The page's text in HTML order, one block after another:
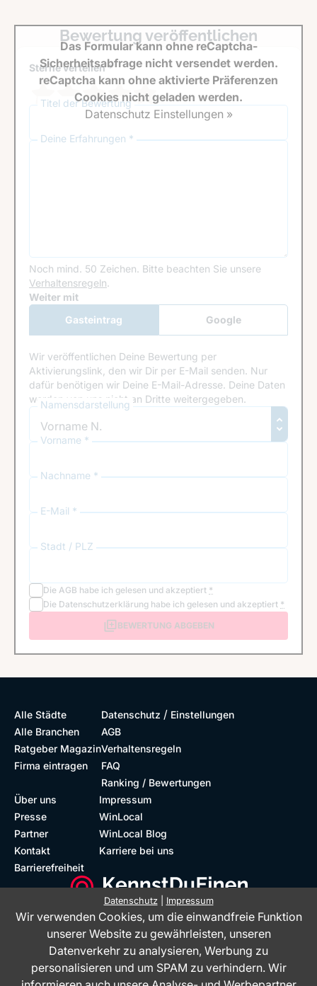
Bewertung veröffentlichen
Sterne verteilen *
Titel der Bewertung
Deine Erfahrungen *
Noch mind. 50 Zeichen. Bitte beachten Sie unsere
Verhaltensregeln.
Google Recaptcha
Weiter mit
Gasteintrag
Google
Anmeldung
Wir veröffentlichen Deine Bewertung per
Aktivierungslink, den wir Dir per E-Mail senden. Nur
dafür benötigen wir Deine E-Mail-Adresse. Deine Daten
werden von uns nicht an Dritte weitergegeben.
Namensdarstellung
Vorname *
Nachname *
E-Mail *
Stadt / PLZ
Die AGB habe ich gelesen und akzeptiert *
Die Datenschutzerklärung habe ich gelesen und akzeptiert *
BEWERTUNG ABGEBEN
Das Formular kann ohne reCaptcha-
Sicherheitsabfrage nicht versendet werden.
reCaptcha kann ohne aktivierte Präferenzen
Cookies nicht geladen werden.
Datenschutz Einstellungen »
Alle Städte
Alle Branchen
Ratgeber Magazin
Firma eintragen
Datenschutz / Einstellungen
AGB
Verhaltensregeln
FAQ
Ranking / Bewertungen
Über uns
Presse
Partner
Kontakt
Barrierefreiheit
Impressum
WinLocal
WinLocal Blog
Karriere bei uns
Datenschutz| Impressum
Wir verwenden Cookies, um die einwandfreie Funktion
unserer Website zu gewährleisten, unseren
Datenverkehr zu analysieren, Werbung zu
personalisieren und um SPAM zu verhindern. Wir